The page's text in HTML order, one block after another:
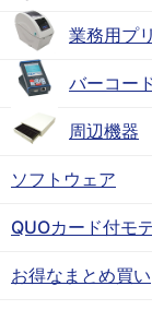
業務用プ
バーコー
周辺機器
ソフトウェア
QUOカード付モ
お得なまとめ買い